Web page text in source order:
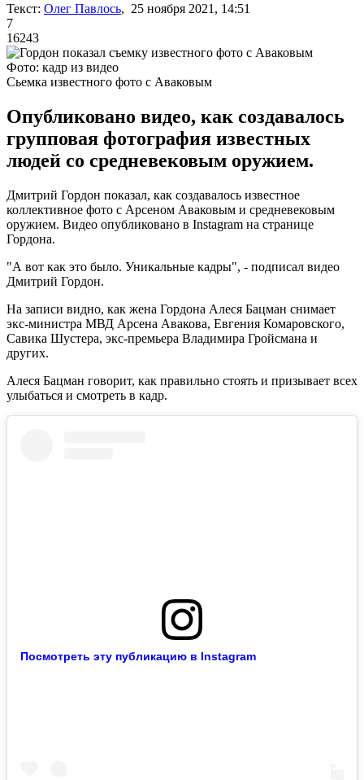
Текст: Олег Павлось, 25 ноября 2021, 14:51
7
16243
Фото: кадр из видео
Сьемка известного фото с Аваковым
Опубликовано видео, как создавалось
групповая фотография известных
людей со средневековым оружием.
Дмитрий Гордон показал, как создавалось известное
коллективное фото с Арсеном Аваковым и средневековым
оружием. Видео опубликовано в Instagram на странице
Гордона.
"А вот как это было. Уникальные кадры", - подписал видео
Дмитрий Гордон.
На записи видно, как жена Гордона Алеся Бацман снимает
экс-министра МВД Арсена Авакова, Евгения Комаровского,
Савика Шустера, экс-премьера Владимира Гройсмана и
других.
Алеся Бацман говорит, как правильно стоять и призывает всех
улыбаться и смотреть в кадр.
Посмотреть эту публикацию в Instagram